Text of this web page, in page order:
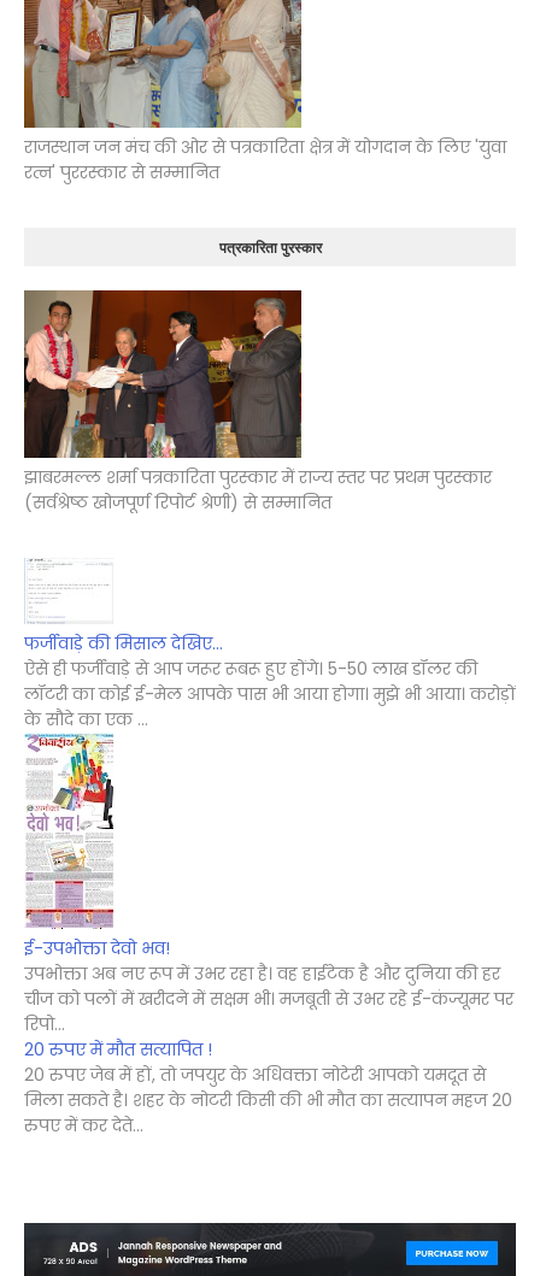
राजस्थान जन मंच की ओर से पत्रकारिता क्षेत्र में योगदान के लिए 'युवा
रत्न' पुररस्कार से सम्मानित
पत्रकारिता पुरस्कार
झाबरमल्ल शर्मा पत्रकारिता पुरस्कार में राज्य स्तर पर प्रथम पुरस्कार
(सर्वश्रेष्ठ खोजपूर्ण रिपोर्ट श्रेणी) से सम्मानित
फर्जीवाड़े की मिसाल देखिए...
ऐसे ही फर्जीवाड़े से आप जरूर रूबरू हुए होंगे। 5-50 लाख डॉलर की
लॉटरी का कोई ई-मेल आपके पास भी आया होगा। मुझे भी आया। करोड़ों
के सौदे का एक ...
ई-उपभोक्ता देवो भव!
उपभोक्ता अब नए रूप में उभर रहा है। वह हाईटेक है और दुनिया की हर
चीज को पलों में खरीदने में सक्षम भी। मजबूती से उभर रहे ई-कंज्यूमर पर
रिपो...
20 रुपए में मौत सत्यापित !
20 रुपए जेब में हों, तो जपयुर के अधिवक्ता नोटेरी आपको यमदूत से
मिला सकते है। शहर के नोटरी किसी की भी मौत का सत्यापन महज 20
रुपए में कर देते...